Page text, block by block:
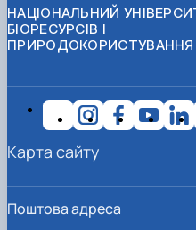
НАЦІОНАЛЬНИЙ
БІОРЕСУРСІВ І
ПРИРОДОКОРИСТУВАННЯ
Поштова адреса
Карта сайту